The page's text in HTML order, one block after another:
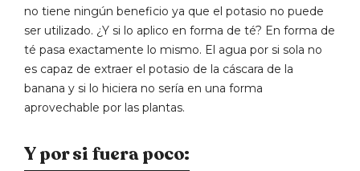
no tiene ningún beneficio ya que el potasio no puede
ser utilizado. ¿Y si lo aplico en forma de té? En forma de
té pasa exactamente lo mismo. El agua por si sola no
es capaz de extraer el potasio de la cáscara de la
banana y si lo hiciera no sería en una forma
aprovechable por las plantas.
Y por si fuera poco: